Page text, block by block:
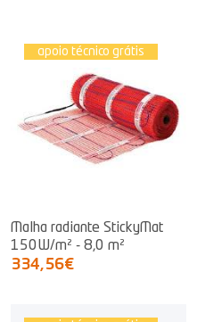
apoio técnico grátis
Malha radiante StickyMat
150W/m² - 8,0 m²
334,56€